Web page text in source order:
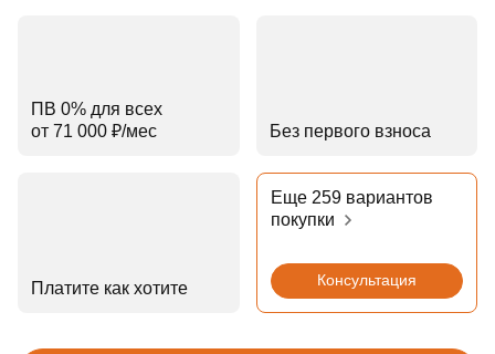
ПВ 0% для всех
от 71 000 ₽⁠/⁠мес
Без первого взноса
Платите как хотите
Еще 259 вариантов
покупки
Консультация